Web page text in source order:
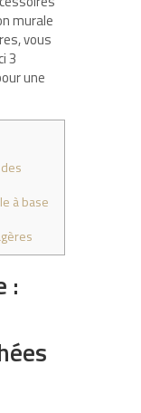
murale
vous
3
une
à base
: